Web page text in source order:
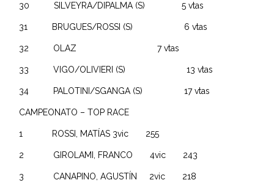
30 SILVEYRA/DIPALMA (S) 5 vtas
31 BRUGUES/ROSSI (S) 6 vtas
32 OLAZ 7 vtas
33 VIGO/OLIVIERI (S) 13 vtas
34 PALOTINI/SGANGA (S) 17 vtas
CAMPEONATO – TOP RACE
1 ROSSI, MATÍAS 3vic 255
2 GIROLAMI, FRANCO 4vic 243
3 CANAPINO, AGUSTÍN 2vic 218